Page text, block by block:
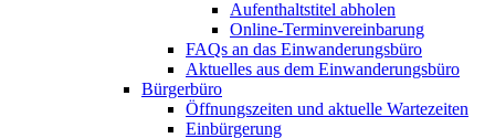
Aufenthaltstitel abholen
Online-Terminvereinbarung
FAQs an das Einwanderungsbüro
Aktuelles aus dem Einwanderungsbüro
Bürgerbüro
Öffnungszeiten und aktuelle Wartezeiten
Einbürgerung